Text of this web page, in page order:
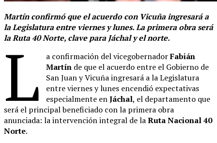
Martín confirmó que el acuerdo con Vicuña ingresará a
la Legislatura entre viernes y lunes. La primera obra será
la Ruta 40 Norte, clave para Jáchal y el norte.
L a confirmación del vicegobernadorFabián
Martín de que el acuerdo entre el Gobierno de
San Juan y Vicuña ingresará a la Legislatura
entre viernes y lunes encendió expectativas
especialmente enJáchal, el departamento que
será el principal beneficiado con la primera obra
anunciada: la intervención integral de laRuta Nacional 40
Norte.